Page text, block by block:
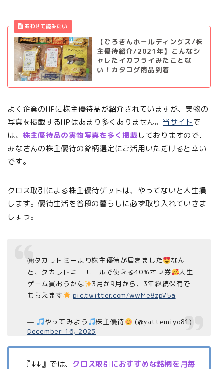
【ひろぎんホールディングス/株
主優待紹介/2021年】こんなシ
ャレたイカフライみたことな
い！カタログ商品到着
よく企業のHPに株主優待品が紹介されていますが、実物の
写真を掲載するHPはあまり多くありません。 当サイトで
は、 株主優待品の実物写真を多く掲載しておりますので、
みなさんの株主優待の銘柄選定にご活用いただけると幸い
です。
クロス取引による株主優待ゲットは、やってないと人生損
します。優待生活を普段の暮らしに必ず取り入れていきま
しょう。
㈱タカラトミーより株主優待が届きました
なん
と、タカラトミーモールで使える40％オフ券
人生
ゲーム買おうかな
3月か9月から、3年継続保有で
もらえます
pic.twitter.com/wwMe8zpV5a
— やってみよう 株主優待
(@yattemiyo81)
December 16, 2023
『↓↓』では、 クロス取引におすすめな銘柄を月毎